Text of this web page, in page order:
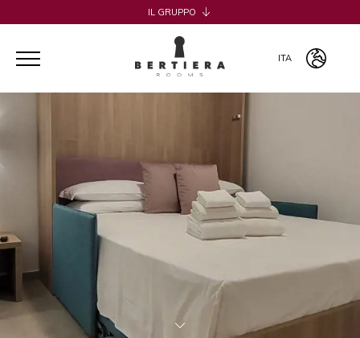
IL GRUPPO
H2CB
ACQUADERNI ROOMS
051 BOUTIQUE
ITA